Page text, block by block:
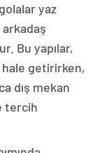
yaz
Bu yapılar,
hale getirirken,
dış mekan
tercih